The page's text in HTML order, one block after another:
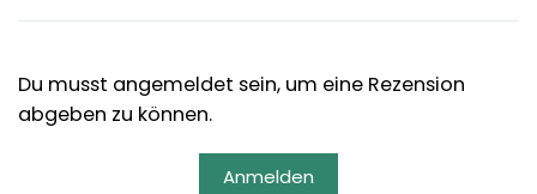
Du musst angemeldet sein, um eine Rezension
abgeben zu können.
Anmelden